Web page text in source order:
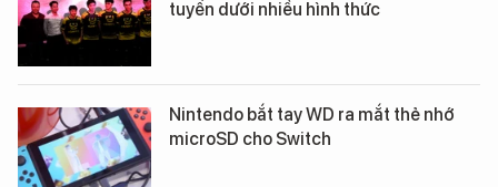
tuyến dưới nhiều hình thức
Nintendo bắt tay WD ra mắt thẻ nhớ
microSD cho Switch